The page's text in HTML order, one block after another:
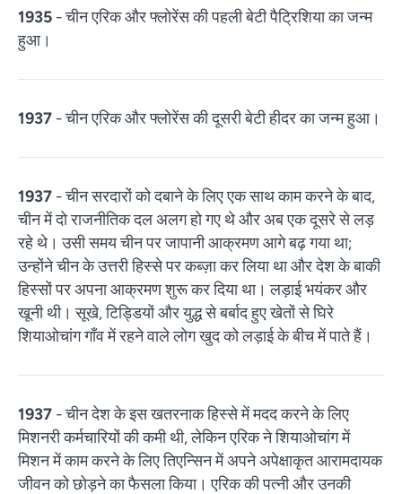
1935 - चीन एरिक और फ्लोरेंस की पहली बेटी पैट्रिशिया का जन्म
हुआ।
1937 - चीन एरिक और फ्लोरेंस की दूसरी बेटी हीदर का जन्म हुआ।
1937 - चीन सरदारों को दबाने के लिए एक साथ काम करने के बाद,
चीन में दो राजनीतिक दल अलग हो गए थे और अब एक दूसरे से लड़
रहे थे। उसी समय चीन पर जापानी आक्रमण आगे बढ़ गया था;
उन्होंने चीन के उत्तरी हिस्से पर कब्ज़ा कर लिया था और देश के बाकी
हिस्सों पर अपना आक्रमण शुरू कर दिया था। लड़ाई भयंकर और
खूनी थी। सूखे, टिड्डियों और युद्ध से बर्बाद हुए खेतों से घिरे
शियाओचांग गाँव में रहने वाले लोग खुद को लड़ाई के बीच में पाते हैं।
1937 - चीन देश के इस खतरनाक हिस्से में मदद करने के लिए
मिशनरी कर्मचारियों की कमी थी, लेकिन एरिक ने शियाओचांग में
मिशन में काम करने के लिए तिएन्सिन में अपने अपेक्षाकृत आरामदायक
जीवन को छोड़ने का फैसला किया। एरिक की पत्नी और उनकी